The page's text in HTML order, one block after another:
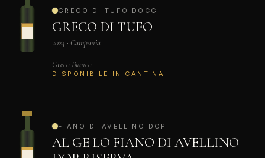
GRECO DI TUFO DOCG
GRECO DI TUFO
2024 · Campania
Greco Bianco
DISPONIBILE IN CANTINA
FIANO DI AVELLINO DOP
AL GE LO FIANO DI AVELLINO